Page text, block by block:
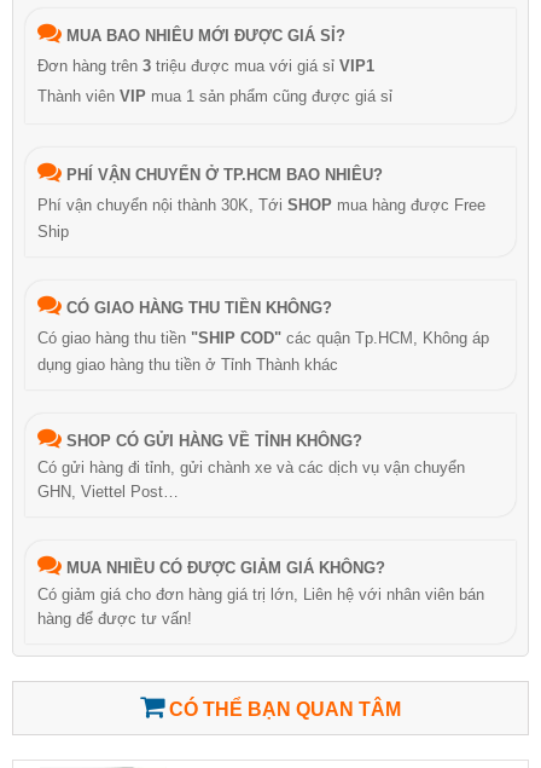
MUA BAO NHIÊU MỚI ĐƯỢC GIÁ SỈ?
Đơn hàng trên 3 triệu được mua với giá sỉ VIP1
Thành viên VIP mua 1 sản phẩm cũng được giá sỉ
PHÍ VẬN CHUYỂN Ở TP.HCM BAO NHIÊU?
Phí vận chuyển nội thành 30K, Tới SHOP mua hàng được Free
Ship
CÓ GIAO HÀNG THU TIỀN KHÔNG?
Có giao hàng thu tiền "SHIP COD" các quận Tp.HCM, Không áp
dụng giao hàng thu tiền ở Tỉnh Thành khác
SHOP CÓ GỬI HÀNG VỀ TỈNH KHÔNG?
Có gửi hàng đi tỉnh, gửi chành xe và các dịch vụ vận chuyển
GHN, Viettel Post…
MUA NHIỀU CÓ ĐƯỢC GIẢM GIÁ KHÔNG?
Có giảm giá cho đơn hàng giá trị lớn, Liên hệ với nhân viên bán
hàng để được tư vấn!
CÓ THỂ BẠN QUAN TÂM